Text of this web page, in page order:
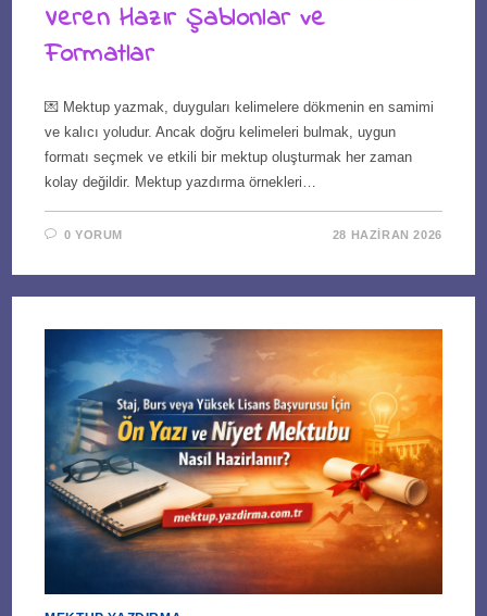
Veren Hazır Şablonlar ve
Formatlar
💌 Mektup yazmak, duyguları kelimelere dökmenin en samimi
ve kalıcı yoludur. Ancak doğru kelimeleri bulmak, uygun
formatı seçmek ve etkili bir mektup oluşturmak her zaman
kolay değildir. Mektup yazdırma örnekleri…
0 YORUM 28 HAZIRAN 2026